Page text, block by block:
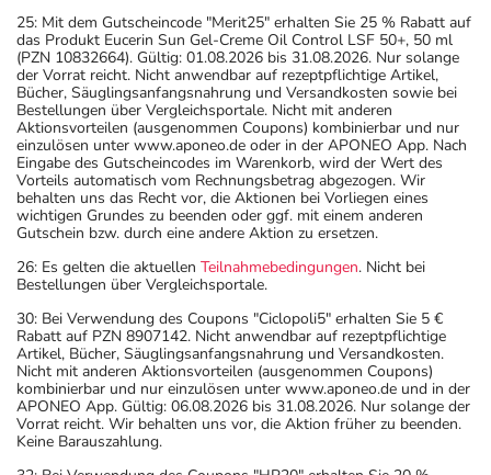
25: Mit dem Gutscheincode "Merit25" erhalten Sie 25 % Rabatt auf
das Produkt Eucerin Sun Gel-Creme Oil Control LSF 50+, 50 ml
(PZN 10832664). Gültig: 01.08.2026 bis 31.08.2026. Nur solange
der Vorrat reicht. Nicht anwendbar auf rezeptpflichtige Artikel,
Bücher, Säuglingsanfangsnahrung und Versandkosten sowie bei
Bestellungen über Vergleichsportale. Nicht mit anderen
Aktionsvorteilen (ausgenommen Coupons) kombinierbar und nur
einzulösen unter www.aponeo.de oder in der APONEO App. Nach
Eingabe des Gutscheincodes im Warenkorb, wird der Wert des
Vorteils automatisch vom Rechnungsbetrag abgezogen. Wir
behalten uns das Recht vor, die Aktionen bei Vorliegen eines
wichtigen Grundes zu beenden oder ggf. mit einem anderen
Gutschein bzw. durch eine andere Aktion zu ersetzen.
26: Es gelten die aktuellen Teilnahmebedingungen. Nicht bei
Bestellungen über Vergleichsportale.
30: Bei Verwendung des Coupons "Ciclopoli5" erhalten Sie 5 €
Rabatt auf PZN 8907142. Nicht anwendbar auf rezeptpflichtige
Artikel, Bücher, Säuglingsanfangsnahrung und Versandkosten.
Nicht mit anderen Aktionsvorteilen (ausgenommen Coupons)
kombinierbar und nur einzulösen unter www.aponeo.de und in der
APONEO App. Gültig: 06.08.2026 bis 31.08.2026. Nur solange der
Vorrat reicht. Wir behalten uns vor, die Aktion früher zu beenden.
Keine Barauszahlung.